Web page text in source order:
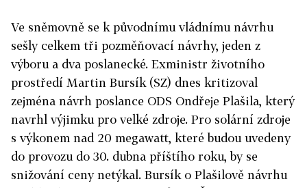
Ve sněmovně se k původnímu vládnímu návrhu
sešly celkem tři pozměňovací návrhy, jeden z
výboru a dva poslanecké. Exministr životního
prostředí Martin Bursík (SZ) dnes kritizoval
zejména návrh poslance ODS Ondřeje Plašila, který
navrhl výjimku pro velké zdroje. Pro solární zdroje
s výkonem nad 20 megawatt, které budou uvedeny
do provozu do 30. dubna příštího roku, by se
snižování ceny netýkal. Bursík o Plašilově návrhu